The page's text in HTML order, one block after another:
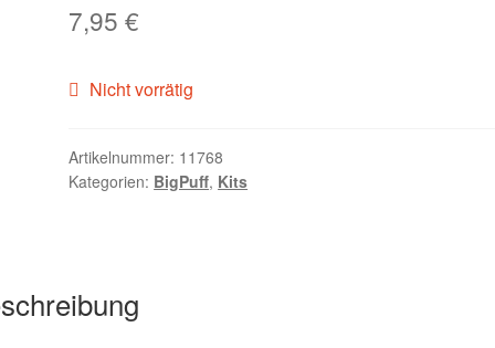
7,95€
Nicht vorrätig
Artikelnummer: 11768
Kategorien: BigPuff, Kits